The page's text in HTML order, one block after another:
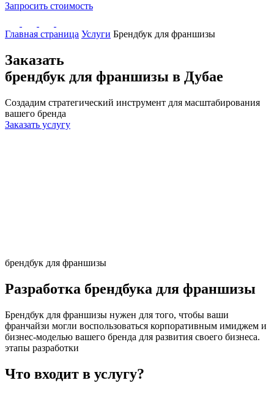
Запросить стоимость
Главная страница Услуги Брендбук для франшизы
Заказать
брендбук для франшизы в Дубае
Создадим стратегический инструмент для масштабирования
вашего бренда
Заказать услугу
брендбук для франшизы
Разработка брендбука для франшизы
Брендбук для франшизы нужен для того, чтобы ваши
франчайзи могли воспользоваться корпоративным имиджем и
бизнес-моделью вашего бренда для развития своего бизнеса.
этапы разработки
Что входит в услугу?